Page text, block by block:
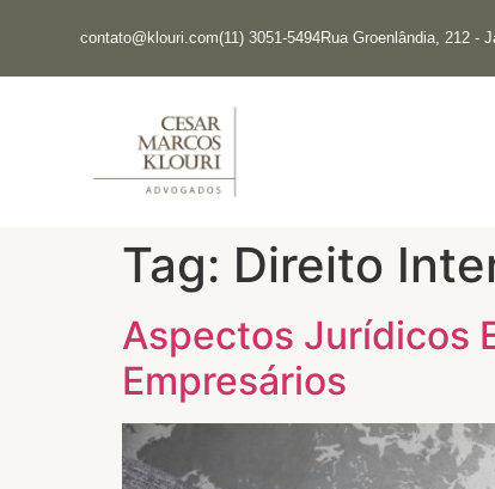
contato@klouri.com(11) 3051-5494Rua Groenlândia, 212 -
Tag: Direito
Aspectos Jurídicos
Empresários